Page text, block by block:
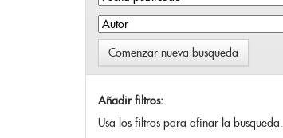
Comenzar nueva busqueda
Añadir filtros:
Usa los filtros para afinar la busqueda.